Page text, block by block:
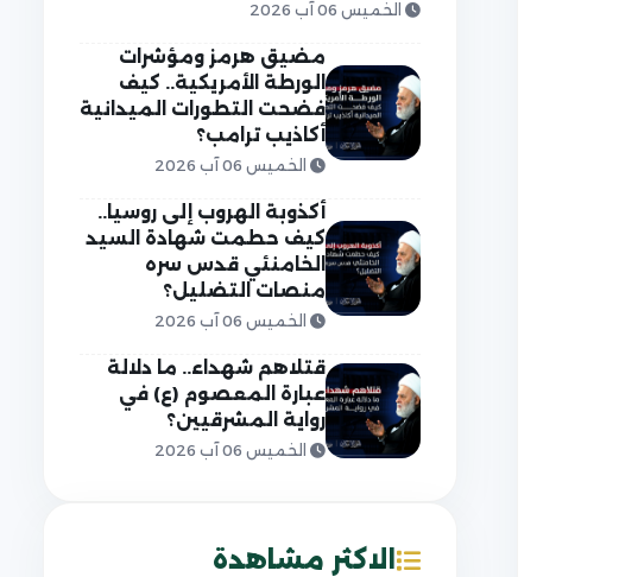
الخميس 06 آب 2026
مضيق هرمز ومؤشرات
الورطة الأمريكية.. كيف
فضحت التطورات الميدانية
أكاذيب ترامب؟
الخميس 06 آب 2026
أكذوبة الهروب إلى روسيا..
كيف حطمت شهادة السيد
الخامنئي قدس سره
منصات التضليل؟
الخميس 06 آب 2026
قتلاهم شهداء.. ما دلالة
عبارة المعصوم (ع) في
رواية المشرقيين؟
الخميس 06 آب 2026
الاكثر مشاهدة